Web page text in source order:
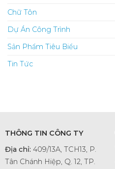
Chữ Tôn
Dự Án Công Trình
Sản Phẩm Tiêu Biểu
Tin Tức
THÔNG TIN CÔNG TY
Địa chỉ: 409/13A, TCH13, P.
Tân Chánh Hiệp, Q. 12, TP.